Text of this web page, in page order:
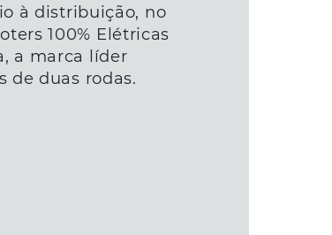
à distribuição, no
100% Elétricas
a marca líder
de duas rodas.